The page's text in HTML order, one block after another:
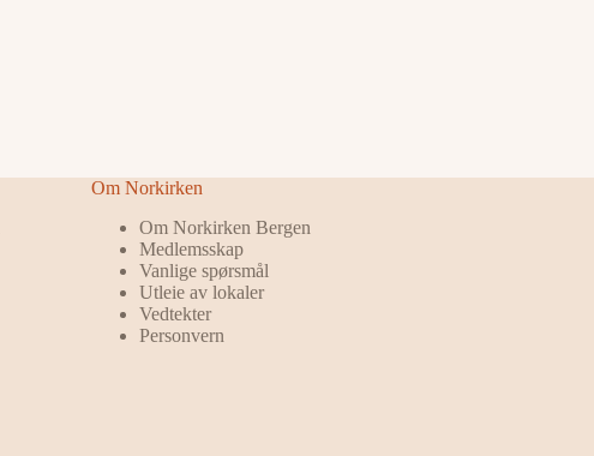
Om Norkirken
Om Norkirken Bergen
Medlemsskap
Vanlige spørsmål
Utleie av lokaler
Vedtekter
Personvern